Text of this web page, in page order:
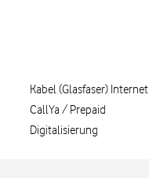
Kabel (Glasfaser) Internet
CallYa / Prepaid
Digitalisierung